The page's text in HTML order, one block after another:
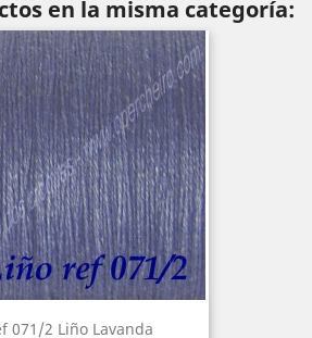
en la misma categoría:
071/2 Liño Lavanda